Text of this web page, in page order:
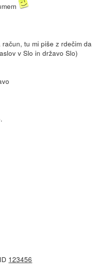
tu mi piše z rdečim da
v Slo in državo Slo)
123456